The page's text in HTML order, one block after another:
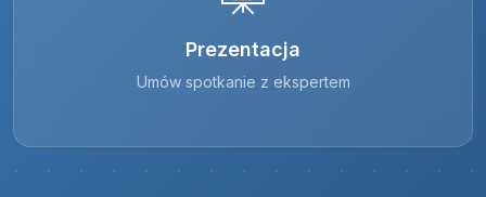
Prezentacja
Umów spotkanie z ekspertem